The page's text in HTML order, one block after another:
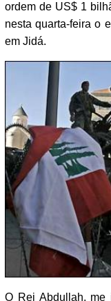
ordem de US$ 1
nesta quarta-feira o
em Jidá.
O Rei Abdullah, me